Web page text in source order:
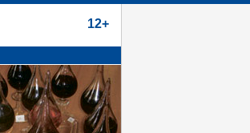
12+